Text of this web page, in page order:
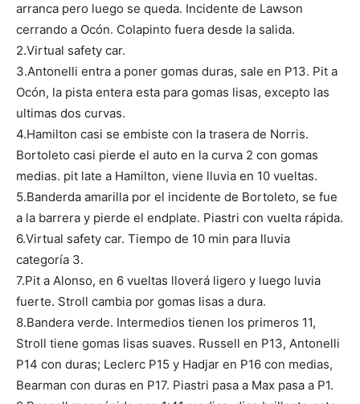
arranca pero luego se queda. Incidente de Lawson
cerrando a Ocón. Colapinto fuera desde la salida.
2.Virtual safety car.
3.Antonelli entra a poner gomas duras, sale en P13. Pit a
Ocón, la pista entera esta para gomas lisas, excepto las
ultimas dos curvas.
4.Hamilton casi se embiste con la trasera de Norris.
Bortoleto casi pierde el auto en la curva 2 con gomas
medias. pit late a Hamilton, viene lluvia en 10 vueltas.
5.Banderda amarilla por el incidente de Bortoleto, se fue
a la barrera y pierde el endplate. Piastri con vuelta rápida.
6.Virtual safety car. Tiempo de 10 min para lluvia
categoría 3.
7.Pit a Alonso, en 6 vueltas lloverá ligero y luego luvia
fuerte. Stroll cambia por gomas lisas a dura.
8.Bandera verde. Intermedios tienen los primeros 11,
Stroll tiene gomas lisas suaves. Russell en P13, Antonelli
P14 con duras; Leclerc P15 y Hadjar en P16 con medias,
Bearman con duras en P17. Piastri pasa a Max pasa a P1.